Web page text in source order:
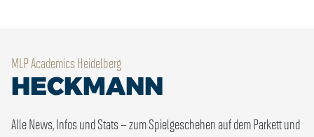
MLP Academics Heidelberg
HECKMANN
Alle News, Infos und Stats – zum Spielgeschehen auf dem Parkett und